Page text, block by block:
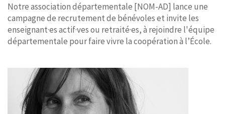
Notre association départementale [NOM-AD] lance une
campagne de recrutement de bénévoles et invite les
enseignant·es actif·ves ou retraité·es, à rejoindre l'équipe
départementale pour faire vivre la coopération à l’École.